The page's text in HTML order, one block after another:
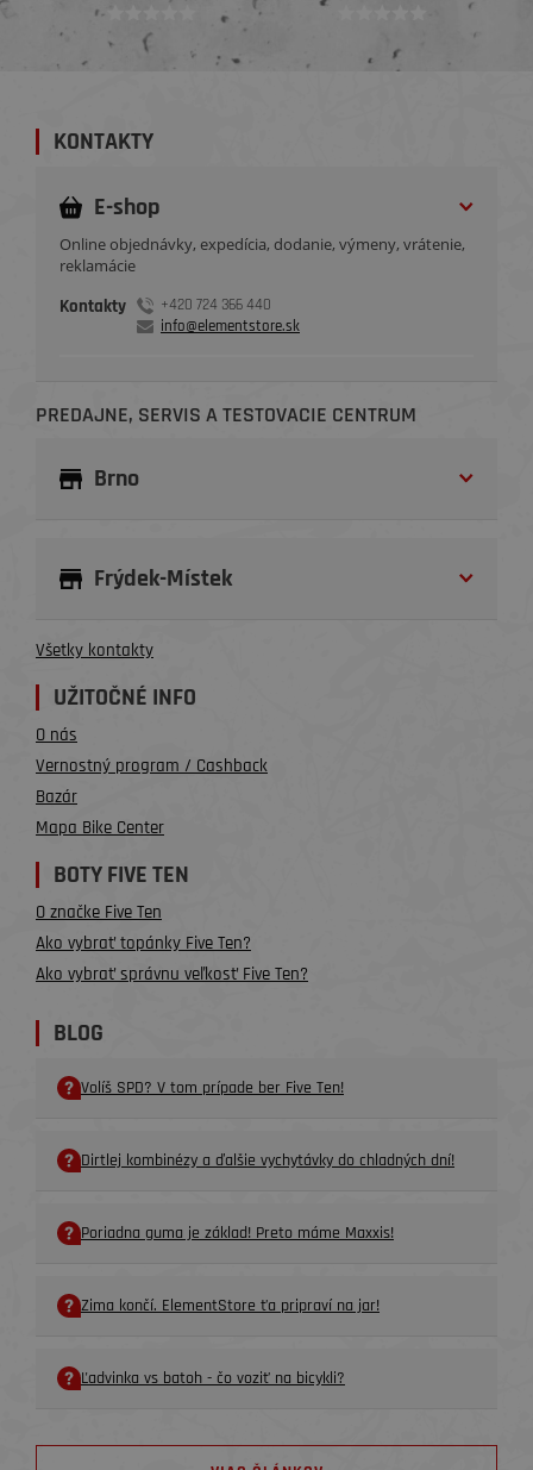
KONTAKTY
E-shop
Online objednávky, expedícia, dodanie, výmeny, vrátenie,
reklamácie
Kontakty
+420 724 366 440
info@elementstore.sk
PREDAJNE, SERVIS A TESTOVACIE CENTRUM
Brno
Frýdek-Místek
Všetky kontakty
UŽITOČNÉ INFO
O nás
Vernostný program / Cashback
Bazár
Mapa Bike Center
BOTY FIVE TEN
O značke Five Ten
Ako vybrať topánky Five Ten?
Ako vybrať správnu veľkosť Five Ten?
BLOG
Volíš SPD? V tom prípade ber Five Ten!
Dirtlej kombinézy a ďalšie vychytávky do chladných dní!
Poriadna guma je základ! Preto máme Maxxis!
Zima končí. ElementStore ťa pripraví na jar!
Ľadvinka vs batoh - čo voziť na bicykli?